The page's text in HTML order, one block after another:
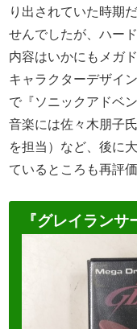
り出されていた時期
せんでしたが、ハー
内容はいかにもメガ
キャラクターデザイ
で『ソニックアドベ
音楽には佐々木朋子
を担当）など、後に
ているところも再評
『グレイランサ